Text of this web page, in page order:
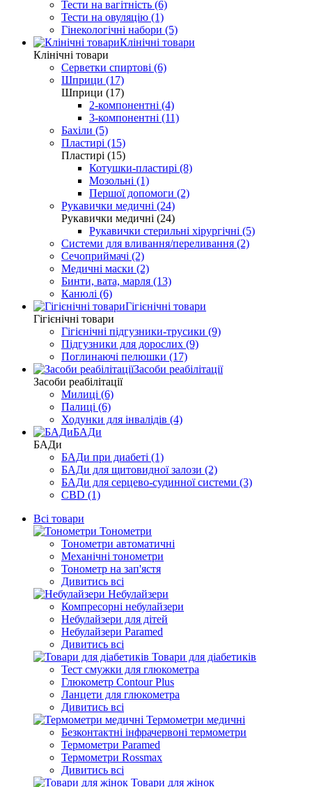
Тести на вагітність (6)
Тести на овуляцію (1)
Гінекологічні набори (5)
Клінічні товари
Клінічні товари
Серветки спиртові (6)
Шприци (17)
Шприци (17)
2-компонентні (4)
3-компонентні (11)
Бахіли (5)
Пластирі (15)
Пластирі (15)
Котушки-пластирі (8)
Мозольні (1)
Першої допомоги (2)
Рукавички медичні (24)
Рукавички медичні (24)
Рукавички стерильні хірургічні (5)
Системи для вливання/переливання (2)
Сечоприймачі (2)
Медичні маски (2)
Бинти, вата, марля (13)
Канюлі (6)
Гігієнічні товари
Гігієнічні товари
Гігієнічні підгузники-трусики (9)
Підгузники для дорослих (9)
Поглинаючі пелюшки (17)
Засоби реабілітації
Засоби реабілітації
Милиці (6)
Палиці (6)
Ходунки для інвалідів (4)
БАДи
БАДи
БАДи при диабеті (1)
БАДи для щитовидної залози (2)
БАДи для серцево-судинної системи (3)
CBD (1)
Всі товари
Тонометри
Тонометри автоматичні
Механічні тонометри
Тонометр на зап'ястя
Дивитись всі
Небулайзери
Компресорні небулайзери
Небулайзери для дітей
Небулайзери Paramed
Дивитись всі
Товари для діабетиків
Тест смужки для глюкометра
Глюкометр Contour Plus
Ланцети для глюкометра
Дивитись всі
Термометри медичні
Безконтактні інфрачервоні термометри
Термометри Paramed
Термометри Rossmax
Дивитись всі
Товари для жінок